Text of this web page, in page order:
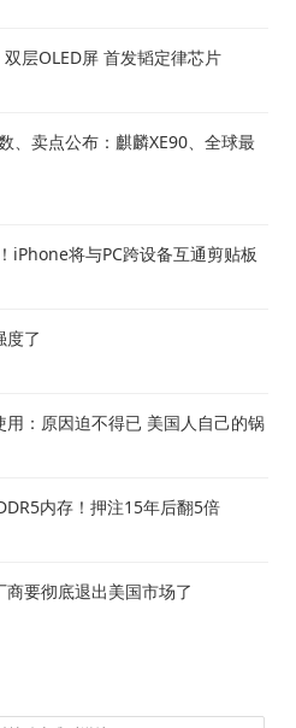
层OLED屏 首发韬定律芯片
、卖点公布：麒麟XE90、全球最
iPhone将与PC跨设备互通剪贴板
度了
：原因迫不得已 美国人自己的锅
内存！押注15年后翻5倍
要彻底退出美国市场了